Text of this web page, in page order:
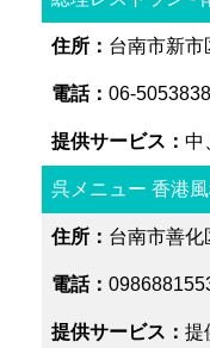
台南市新
06-5053838
中
呉メニュー 香港
台南市善
提